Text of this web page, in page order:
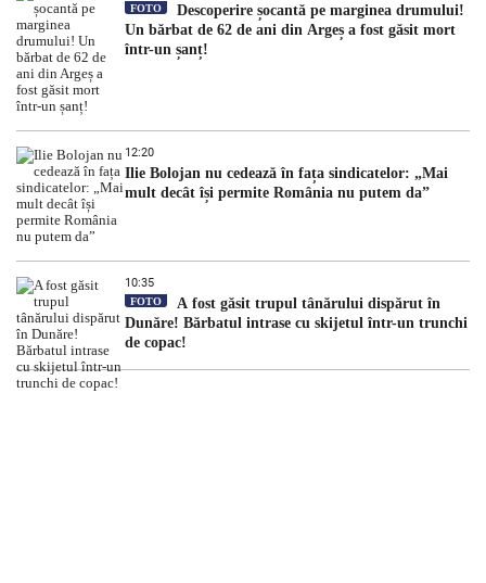
FOTO
Descoperire șocantă pe marginea drumului!
Un bărbat de 62 de ani din Argeș a fost găsit mort
într-un șanț!
12:20
Ilie Bolojan nu cedează în fața sindicatelor: „Mai
mult decât își permite România nu putem da”
10:35
FOTO
A fost găsit trupul tânărului dispărut în
Dunăre! Bărbatul intrase cu skijetul într-un trunchi
de copac!